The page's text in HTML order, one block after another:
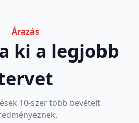
Árazás
ki a legjobb
10-szer több bevételt